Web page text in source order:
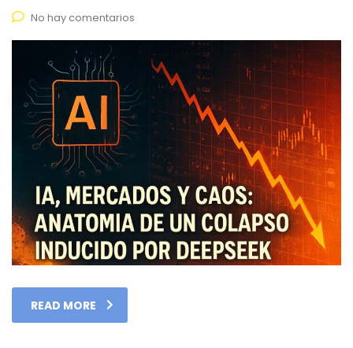
No hay comentarios
READ MORE